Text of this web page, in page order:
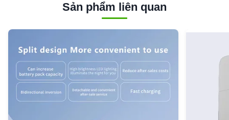
Sản phẩm liên quan